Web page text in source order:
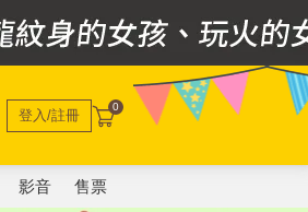
登入/註冊 0
影音 售票